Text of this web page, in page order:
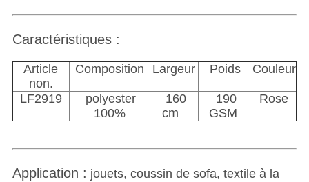
Caractéristiques :
Article
non.
Composition Largeur Poids Couleur
LF2919
polyester
100%
160
cm
190
GSM
Rose
Application : jouets, coussin de sofa, textile à la